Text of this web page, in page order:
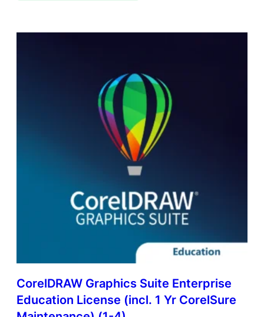
CorelDRAW Graphics Suite Enterprise
Education License (incl. 1 Yr CorelSure